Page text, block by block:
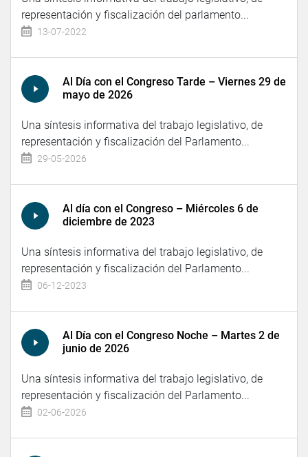
representación y fiscalización del parlamento...
13-07-2022
Al Día con el Congreso Tarde – Viernes 29 de
mayo de 2026
Una síntesis informativa del trabajo legislativo, de
representación y fiscalización del Parlamento...
29-05-2026
Al día con el Congreso – Miércoles 6 de
diciembre de 2023
Una síntesis informativa del trabajo legislativo, de
representación y fiscalización del Parlamento...
06-12-2023
Al Día con el Congreso Noche – Martes 2 de
junio de 2026
Una síntesis informativa del trabajo legislativo, de
representación y fiscalización del Parlamento...
02-06-2026